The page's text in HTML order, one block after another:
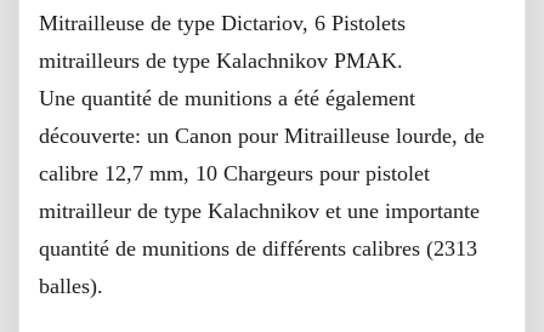
Mitrailleuse de type Dictariov, 6 Pistolets
mitrailleurs de type Kalachnikov PMAK.
Une quantité de munitions a été également
découverte: un Canon pour Mitrailleuse lourde, de
calibre 12,7 mm, 10 Chargeurs pour pistolet
mitrailleur de type Kalachnikov et une importante
quantité de munitions de différents calibres (2313
balles).